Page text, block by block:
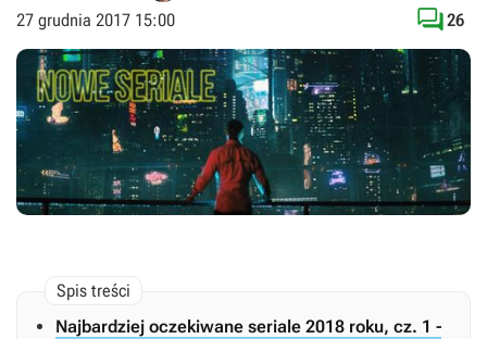
27 grudnia 2017 15:00
26
Najbardziej oczekiwane seriale 2018 roku, cz. 1 -